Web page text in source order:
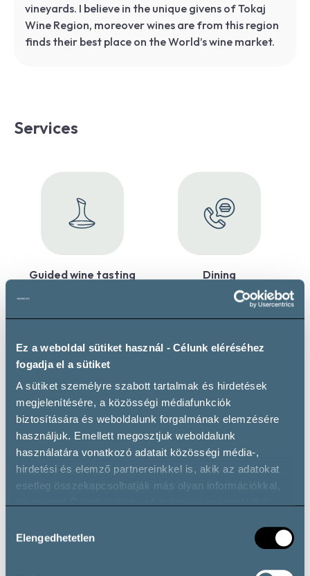
Ez a weboldal sütiket használ - Célunk eléréséhez
fogadja el a sütiket
A sütiket személyre szabott tartalmak és hirdetések
megjelenítésére, a közösségi médiafunkciók
biztosítására és weboldalunk forgalmának elemzésére
használjuk. Emellett megosztjuk weboldalunk
használatára vonatkozó adatait közösségi média-,
hirdetési és elemző partnereinkkel is, akik az adatokat
esetleg összekapcsolhatják más olyan információkkal,
során.
kiválasztása
Elengedhetetlen
vineyards. I believe in the unique givens of Tokaj
Wine Region, moreover wines are from this region
finds their best place on the World’s wine market.
Services
Guided wine tasting Dining
Maximum 40 guests
Wine cellar tour
Maximum 40 guests
Vineyard tour
Maximum 40 guests